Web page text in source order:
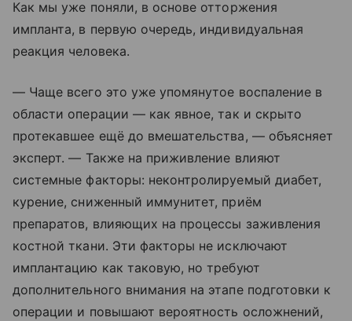
Как мы уже поняли, в основе отторжения
импланта, в первую очередь, индивидуальная
реакция человека.
— Чаще всего это уже упомянутое воспаление в
области операции — как явное, так и скрыто
протекавшее ещё до вмешательства, — объясняет
эксперт. — Также на приживление влияют
системные факторы: неконтролируемый диабет,
курение, сниженный иммунитет, приём
препаратов, влияющих на процессы заживления
костной ткани. Эти факторы не исключают
имплантацию как таковую, но требуют
дополнительного внимания на этапе подготовки к
операции и повышают вероятность осложнений,